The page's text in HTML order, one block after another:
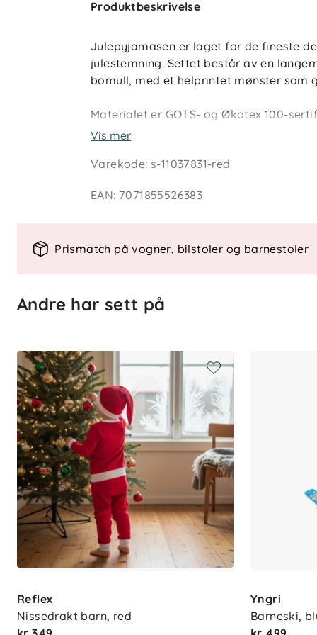
Produktbeskrivelse
Julepyjamasen er laget for de fineste
julestemning. Settet består av en
bomull, med et helprintet mønster som
Materialet er GOTS- og Økotex 100-
barnehud og produsert uten skadelige
ut på julekortet.
Behagelig pyjamassett i myk
Pustende materiale som holder
Spesifikasjoner
Materiale: 100 % økologisk bomull
Sertifiseringer: GOTS, Økotex 100
Vedlikehold: Maskinvask 30 °C,
Tilgjengelig i flere størrelser for
Bruksområde: Julepysj, nattøy og
Vis mer
Varekode:s-11037831-red
EAN: 7071855526383
Prismatch på vogner, bilstoler og barnestoler
Andre har sett på
Reflex
Nissedrakt barn, red
Yngri
Barneski,